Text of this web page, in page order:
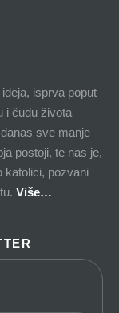
ideja, isprva poput
i čudu života
sve manje
postoji, te nas je,
katolici, pozvani
Više…